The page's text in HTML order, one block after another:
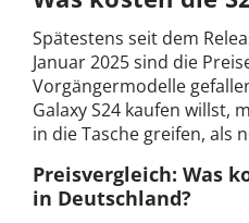
Spätestens seit dem
Januar 2025 sind die
Vorgängermodelle
Galaxy S24 kaufen willst,
in die Tasche greifen, als
Preisvergleich: Was
in Deutschland?